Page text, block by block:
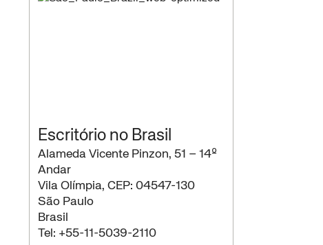
Escritório no Brasil
Alameda Vicente Pinzon, 51 – 14º
Andar
Vila Olímpia, CEP: 04547-130
São Paulo
Brasil
Tel: +55-11-5039-2110